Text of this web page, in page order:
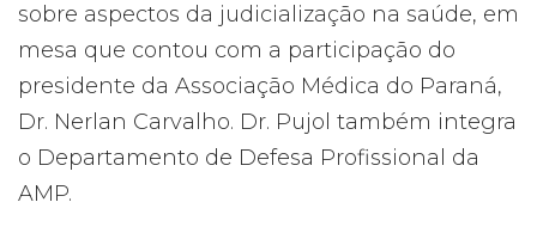
sobre aspectos da judicialização na saúde, em
mesa que contou com a participação do
presidente da Associação Médica do Paraná,
Dr. Nerlan Carvalho. Dr. Pujol também integra
o Departamento de Defesa Profissional da
AMP.